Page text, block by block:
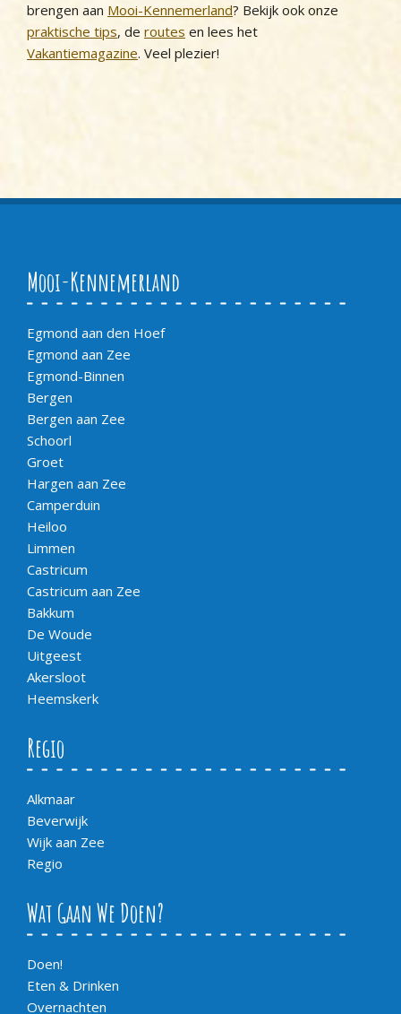
brengen aan Mooi-Kennemerland? Bekijk ook onze
praktische tips, de routes en lees het
Vakantiemagazine. Veel plezier!
Mooi-Kennemerland
Egmond aan den Hoef
Egmond aan Zee
Egmond-Binnen
Bergen
Bergen aan Zee
Schoorl
Groet
Hargen aan Zee
Camperduin
Heiloo
Limmen
Castricum
Castricum aan Zee
Bakkum
De Woude
Uitgeest
Akersloot
Heemskerk
Regio
Alkmaar
Beverwijk
Wijk aan Zee
Regio
Wat Gaan We Doen?
Doen!
Eten & Drinken
Overnachten